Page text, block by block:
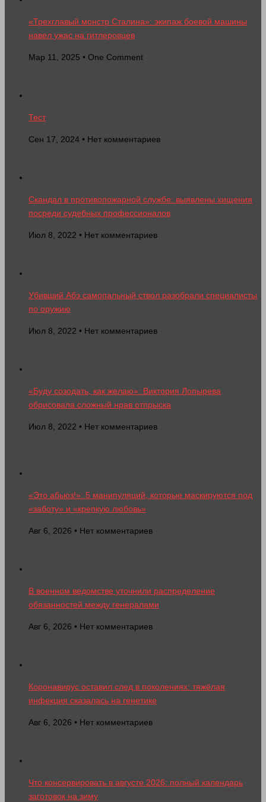
«Трехглавый монстр Сталина»: экипаж боевой машины
навел ужас на гитлеровцев
Мар 11, 2025 • One Comment
Тест
Сен 17, 2024 • Нет комментариев
Скандал в противопожарной службе: выявлены хищения
посреди судебных профессионалов
Июл 8, 2022 • Нет комментариев
Убивший Абэ самопальный ствол разобрали специалисты
по оружию
Июл 8, 2022 • Нет комментариев
«Буду созодать, как желаю»: Виктория Лопырева
обрисовала сложный нрав отпрыска
Июл 8, 2022 • Нет комментариев
«Это абьюз!»: 5 манипуляций, которые маскируются под
«заботу» и «крепкую любовь»
Авг 6, 2026 • Нет комментариев
В военном ведомстве уточнили распределение
обязанностей между генералами
Авг 6, 2026 • Нет комментариев
Коронавирус оставил след в поколениях: тяжёлая
инфекция сказалась на генетике
Авг 6, 2026 • Нет комментариев
Что консервировать в августе 2026: полный календарь
заготовок на зиму